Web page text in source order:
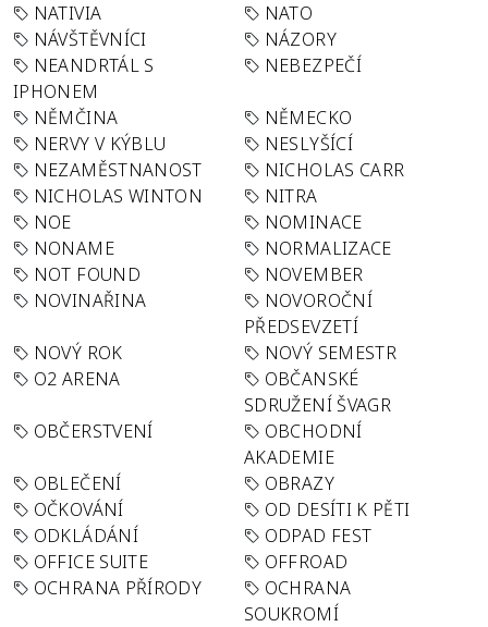
NATIVIA
NATO
NÁVŠTĚVNÍCI
NÁZORY
NEANDRTÁL S
IPHONEM
NEBEZPEČÍ
NĚMČINA
NĚMECKO
NERVY V KÝBLU
NESLYŠÍCÍ
NEZAMĚSTNANOST
NICHOLAS CARR
NICHOLAS WINTON
NITRA
NOE
NOMINACE
NONAME
NORMALIZACE
NOT FOUND
NOVEMBER
NOVINAŘINA
NOVOROČNÍ
PŘEDSEVZETÍ
NOVÝ ROK
NOVÝ SEMESTR
O2 ARENA
OBČANSKÉ
SDRUŽENÍ ŠVAGR
OBČERSTVENÍ
OBCHODNÍ
AKADEMIE
OBLEČENÍ
OBRAZY
OČKOVÁNÍ
OD DESÍTI K PĚTI
ODKLÁDÁNÍ
ODPAD FEST
OFFICE SUITE
OFFROAD
OCHRANA PŘÍRODY
OCHRANA
SOUKROMÍ